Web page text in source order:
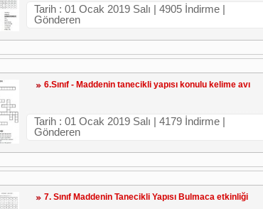
Tarih : 01 Ocak 2019 Salı | 4905 İndirme |
Gönderen
6.Sınıf - Maddenin tanecikli yapısı konulu kelime avı
Tarih : 01 Ocak 2019 Salı | 4179 İndirme |
Gönderen
7. Sınıf Maddenin Tanecikli Yapısı Bulmaca etkinliği